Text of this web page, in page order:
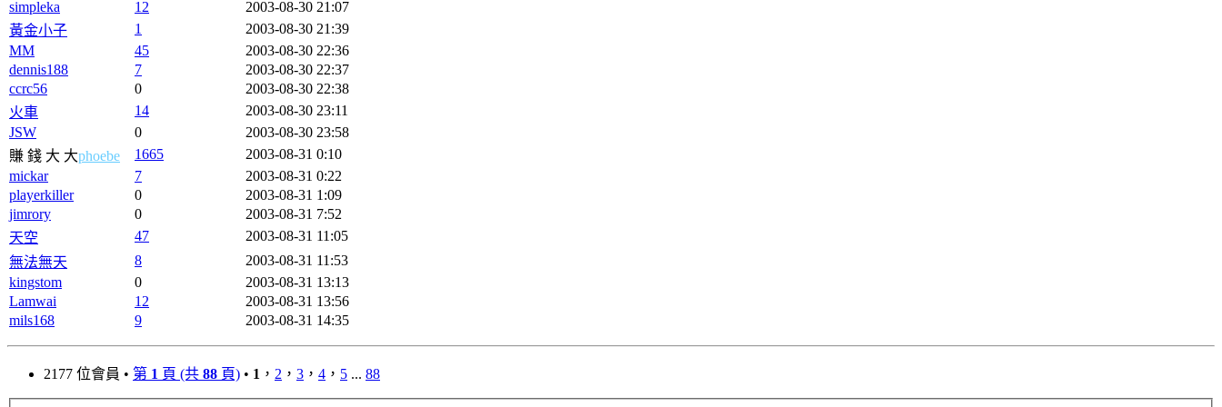
simpleka
12
2003-08-30 21:07
黃金小子
1
2003-08-30 21:39
MM
45
2003-08-30 22:36
dennis188
7
2003-08-30 22:37
ccrc56
0
2003-08-30 22:38
火車
14
2003-08-30 23:11
JSW
0
2003-08-30 23:58
賺 錢 大 大phoebe 1665
2003-08-31 0:10
mickar
7
2003-08-31 0:22
playerkiller
0
2003-08-31 1:09
jimrory
0
2003-08-31 7:52
天空
47
2003-08-31 11:05
無法無天
8
2003-08-31 11:53
kingstom
0
2003-08-31 13:13
Lamwai
12
2003-08-31 13:56
mils168
9 2003-08-31 14:35
2177 位會員 • 第 1 頁 (共 88 頁) • 1 ， 2 ， 3 ， 4 ， 5 ... 88